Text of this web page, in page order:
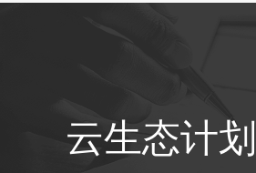
云生态计划